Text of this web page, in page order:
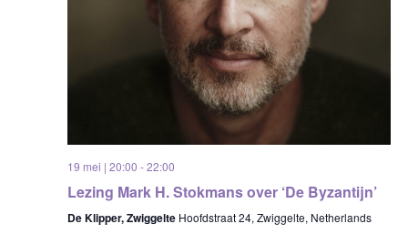
19 mei | 20:00 -22:00
Lezing Mark H. Stokmans over ‘De Byzantijn’
De Klipper, Zwiggelte Hoofdstraat 24, Zwiggelte, Netherlands